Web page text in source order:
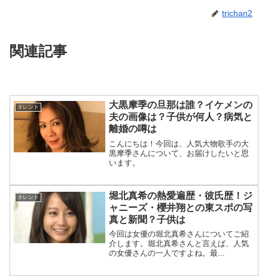
trichan2
関連記事
タレント
大黒摩季の旦那は誰？イケメンの
夫の画像は？子供が何人？病気と
離婚の噂は
こんにちは！今回は、人気大物歌手の大
黒摩季さんについて、お届けしたいと思
います。
タレント
堀北真希の熱愛遍歴・彼氏歴！ジ
ャニーズ・櫻井翔との東スポの写
真と新聞？子供は
今回は女優の堀北真希さんについてご紹
介します。堀北真希さんと言えば、人気
の女優さんの一人ですよね。最...